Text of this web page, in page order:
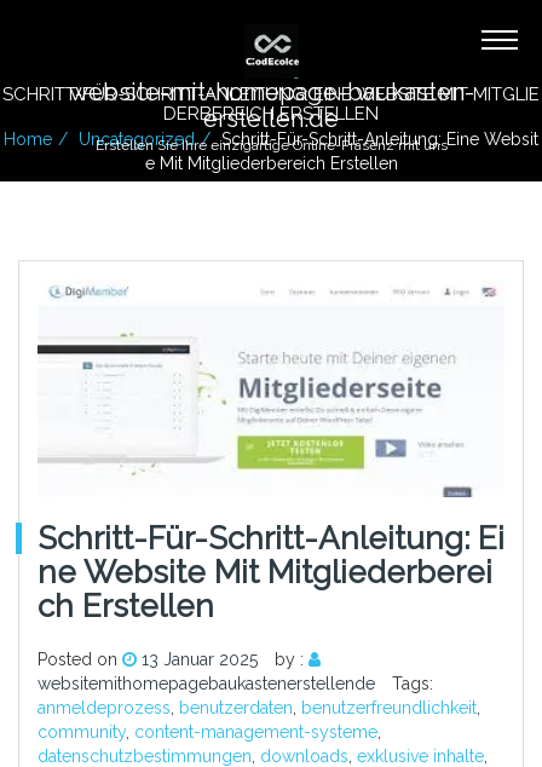
website-mit-homepage-baukasten-
erstellen.de
Erstellen Sie Ihre einzigartige Online-Präsenz mit uns
SCHRITT-FÜR-SCHRITT-ANLEITUNG: EINE WEBSITE MIT MITGLIE
DERBEREICH ERSTELLEN
Home Uncategorized
Schritt-Für-Schritt-Anleitung: Eine Websit
E Mit Mitgliederbereich Erstellen
Schritt-Für-Schritt-Anleitung: Ei
Ne Website Mit Mitgliederberei
Ch Erstellen
Posted on 13 Januar 2025
by :
websitemithomepagebaukastenerstellende
Tags:
anmeldeprozess benutzerdaten benutzerfreundlichkeit
community, content-management-systeme
datenschutzbestimmungen downloads exklusive inhalte